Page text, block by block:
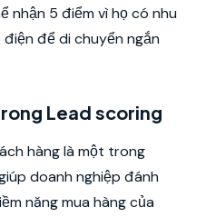
nhận 5 điểm vì họ có nhu
để di chuyển ngắn
Lead scoring
hàng là một trong
doanh nghiệp đánh
năng mua hàng của